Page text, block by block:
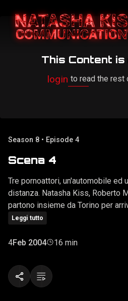
This Content
login to read the rest
Season 8 • Episode 4
Scena 4
Tre pornoattori, un'automobile ed
distanza. Natasha Kiss, Roberto
partono insieme da Torino per
dove ad attenderli in una
dall'unione di questi ingredienti.
Leggi tutto
4Feb 2004 16 min